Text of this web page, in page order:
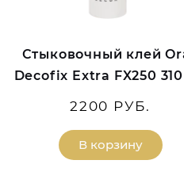
Стыковочный клей
Decofix Extra FX250
2200 РУБ.
В корзину